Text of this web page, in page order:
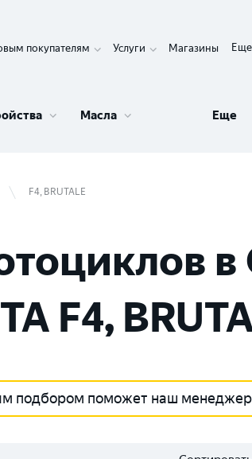
покупателям Услуги Магазины Еще
Масла Еще
F4, BRUTALE
в
F4,
подбором поможет наш менеджер